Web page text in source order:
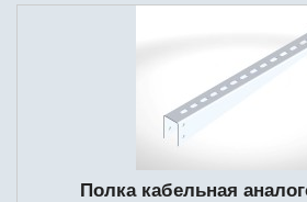
Полка кабельная